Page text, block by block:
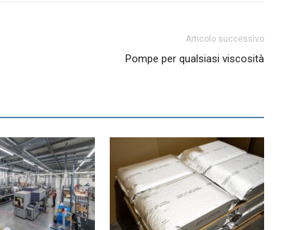
Articolo successivo
Pompe per qualsiasi viscosità